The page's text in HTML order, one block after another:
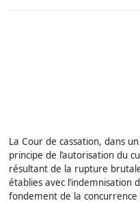
La Cour de cassation, dans
principe de l’autorisation du
résultant de la rupture
établies avec l’indemnisation
fondement de la concurrence